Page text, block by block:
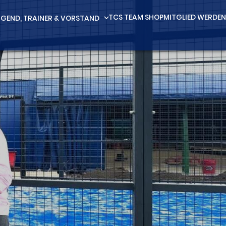
TRAINER & VORSTAND expand_moreTCS TEAM SHOPMITGLIED WERDEN